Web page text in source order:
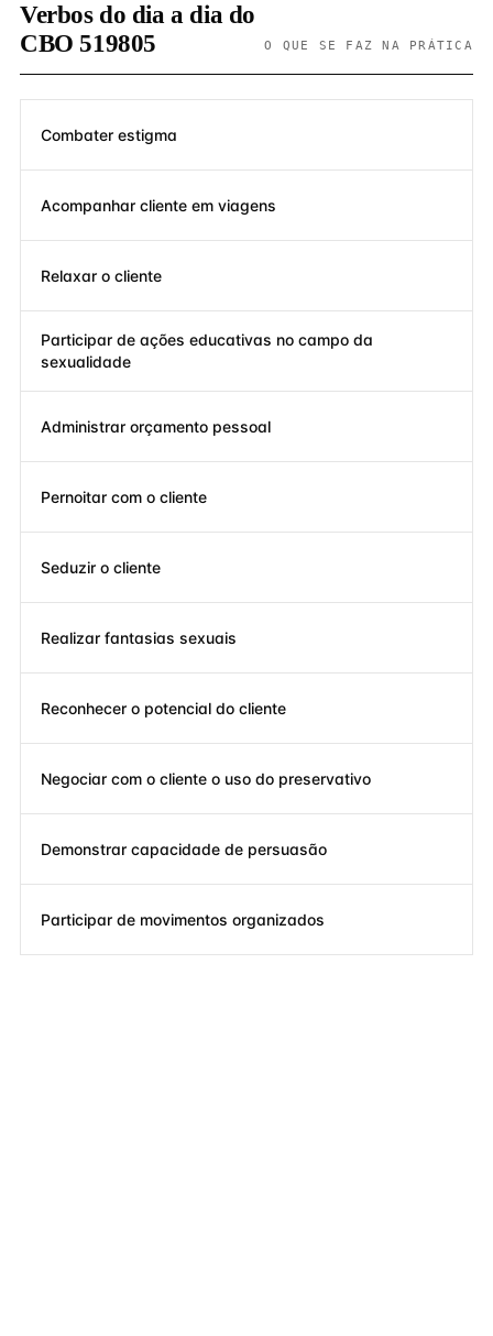
Verbos do dia a dia do
CBO 519805
O QUE SE FAZ NA PRÁTICA
Combater estigma
Acompanhar cliente em viagens
Relaxar o cliente
Participar de ações educativas no campo da
sexualidade
Administrar orçamento pessoal
Pernoitar com o cliente
Seduzir o cliente
Realizar fantasias sexuais
Reconhecer o potencial do cliente
Negociar com o cliente o uso do preservativo
Demonstrar capacidade de persuasão
Participar de movimentos organizados